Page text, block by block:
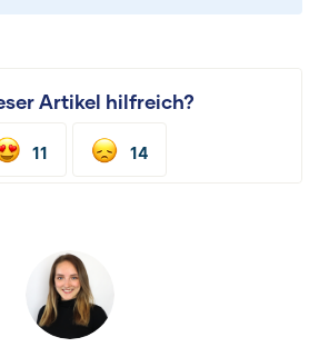
Artikel hilfreich?
11 14